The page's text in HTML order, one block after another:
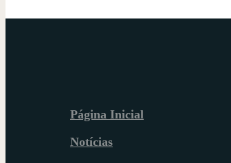
Página Inicial
Notícias